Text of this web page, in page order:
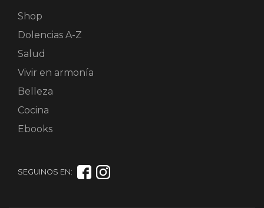
Shop
Dolencias A-Z
Salud
Vivir en armonía
Belleza
Cocina
Ebooks
SEGUINOS EN: